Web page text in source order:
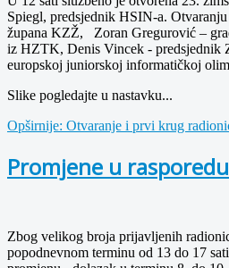
Spiegl, predsjednik HSIN-a.
župana KZŽ, Zoran Gregurović –
iz HZTK, Denis Vincek - predsjednik
europskoj juniorskoj informatičkoj
Slike pogledajte u nastavku...
Opširnije: Otvaranje i prvi krug
Promjene u rasporedu
Zbog velikog broja prijavljenih
popodnevnom terminu od 13 do 17